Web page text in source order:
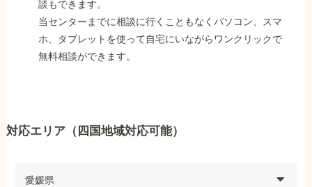
談もできます。
当センターまでに相談に行くこともなくパソコン、スマ
ホ、タブレットを使って自宅にいながらワンクリックで
無料相談ができます。
対応エリア（四国地域対応可能）
愛媛県